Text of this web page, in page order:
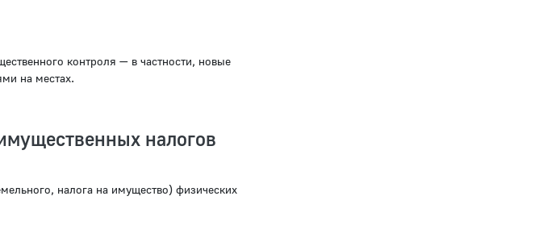
контроля — в частности, новые
на местах.
налогов
налога на имущество) физических